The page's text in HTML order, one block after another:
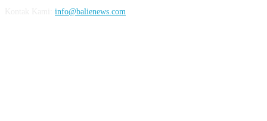
info@balienews.com